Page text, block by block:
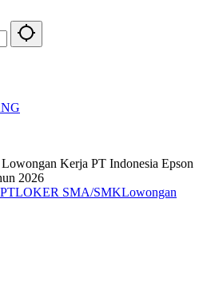
Lowongan Kerja PT Indonesia Epson
2026
LOKER SMA/SMKLowongan